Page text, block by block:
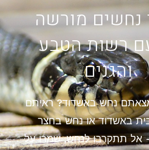
נחשים מורשה
רשות הטבע
והגנים
נחש באשדוד? ראיתם
באשדוד או נחש בחצר
אל תתקרבו לנחש, שמרו על